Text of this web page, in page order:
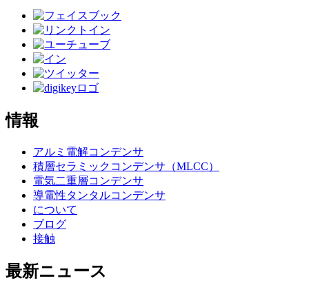
情報
アルミ電解コンデンサ
積層セラミックコンデンサ（MLCC）
電気二重層コンデンサ
導電性タンタルコンデンサ
について
ブログ
接触
最新ニュース